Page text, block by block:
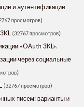
и аутентификации
просмотров)
(32767 просмотров)
«OAuth 3КL».
через социальные
(32767 просмотров)
писем: варианты и